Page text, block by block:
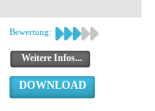
Bewertung:
Weitere Infos...
DOWNLOAD